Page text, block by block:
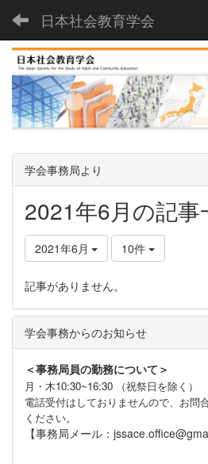
日本社会教育学会
学会事務局より
2021年6月の記事
2021年6月 10件
記事がありません。
学会事務からのお知らせ
＜事務局員の勤務について＞
月・木10:30~16:30 （祝祭日を除く）
電話受付はしておりませんので、お問
ください。
【事務局メール：